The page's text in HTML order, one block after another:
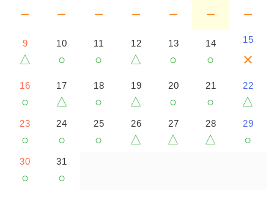
－ － － － － － －
9
△
10
○
11
○
12
△
13
○
14
○
15
×
16
○
17
△
18
○
19
△
20
○
21
○
22
△
23
○
24
○
25
○
26
△
27
△
28
△
29
○
30
○
31
○